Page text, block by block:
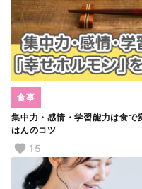
集中力・感情・学習能力は食で
はんのコツ
食事
15